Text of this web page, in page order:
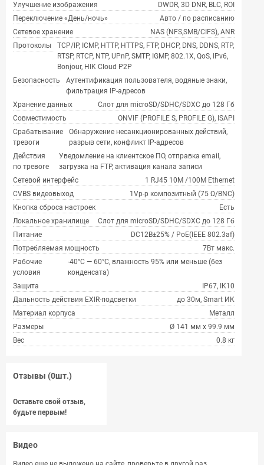
Улучшение изображения
DWDR, 3D DNR, BLC, ROI
Переключение «День/ночь»
Авто / по расписанию
Сетевое хранение
NAS (NFS,SMB/CIFS), ANR
Протоколы
TCP/IP, ICMP, HTTP, HTTPS, FTP, DHCP, DNS, DDNS, RTP,
RTSP, RTCP, NTP, UPnP, SMTP, IGMP, 802.1X, QoS, IPv6,
Bonjour, HIK Cloud P2P
Безопасность
Аутентификация пользователя, водяные знаки,
фильтрация IP-адресов
Хранение данных
Слот для microSD/SDHC/SDXC до 128 Гб
Совместимость
ONVIF (PROFILE S, PROFILE G), ISAPI
Срабатывание
тревоги
Обнаружение несанкционированных действий,
разрыв сети, конфликт IP-адресов
Действия
по тревоге
Уведомление на клиентское ПО, отправка email,
загрузка на FTP, активация канала записи
Сетевой интерфейс
1 RJ45 10M /100M Ethernet
CVBS видеовыход
1Vp-p композитный (75 Ω/BNC)
Кнопка сброса настроек
Есть
Локальное хранилище
Слот для microSD/SDHC/SDXC до 128 Гб
Питание
DC12В±25% / PoE(IEEE 802.3af)
Потребляемая мощность
7Вт макс.
Рабочие
условия
-40°С — 60°С, влажность 95% или меньше (без
конденсата)
Защита
IP67, IK10
Дальность действия EXIR-подсветки
до 30м, Smart ИК
Материал корпуса
Металл
Размеры
Ø 141 мм х 99.9 мм
Вес
0.8 кг
Отзывы (0шт.)
Оставьте свой отзыв,
будьте первым!
Видео